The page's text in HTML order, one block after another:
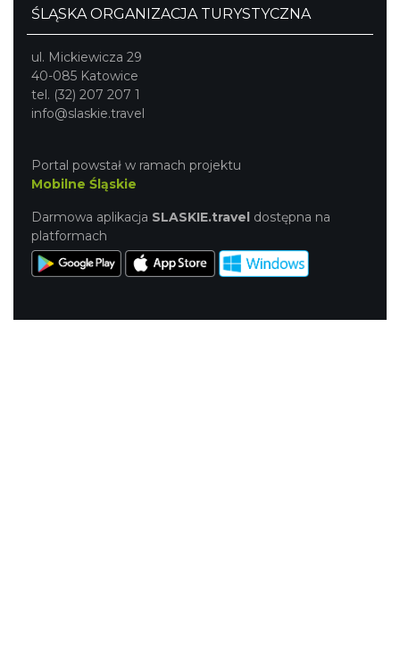
ŚLĄSKA ORGANIZACJA TURYSTYCZNA
ul. Mickiewicza 29
40-085 Katowice
tel. (32) 207 207 1
info@slaskie.travel
Portal powstał w ramach projektu
Mobilne Śląskie
Darmowa aplikacja SLASKIE.travel dostępna na
platformach